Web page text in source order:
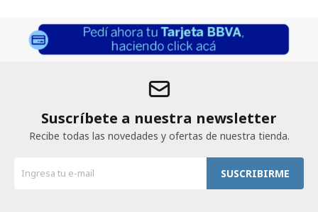
Suscríbete a nuestra newsletter
Recibe todas las novedades y ofertas de nuestra tienda.
SUSCRIBIRME